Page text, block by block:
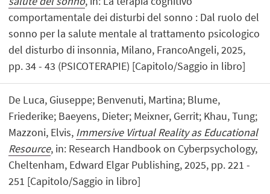
comportamentale dei disturbi del sonno : Dal ruolo del
sonno per la salute mentale al trattamento psicologico
del disturbo di insonnia, Milano, FrancoAngeli, 2025,
pp. 34 - 43 (PSICOTERAPIE) [Capitolo/Saggio in libro]
De Luca, Giuseppe; Benvenuti, Martina; Blume,
Friederike; Baeyens, Dieter; Meixner, Gerrit; Khau, Tung;
Mazzoni, Elvis, Immersive Virtual Reality as Educational
Resource, in: Research Handbook on Cyberpsychology,
Cheltenham, Edward Elgar Publishing, 2025, pp. 221 -
251 [Capitolo/Saggio in libro]